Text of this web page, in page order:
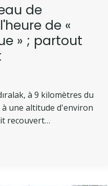
de
de «
» ; partout
à 9 kilomètres du
une altitude d'environ
recouvert…